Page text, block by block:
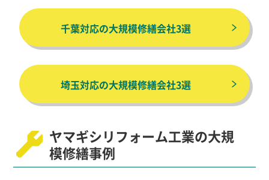
千葉対応の大規模修繕会社3選
埼玉対応の大規模修繕会社3選
ヤマギシリフォーム工業の大規
模修繕事例